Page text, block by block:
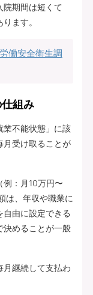
院期間は短くて
ます。
働安全衛生調
組み
業不能状態」に該
月受け取ることが
例：月10万円〜
は、年収や職業に
由に設定できる
決めることが一般
月継続して支払わ